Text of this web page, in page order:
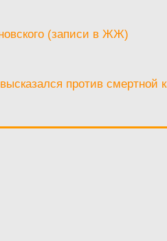
(записи в ЖЖ)
против смертной